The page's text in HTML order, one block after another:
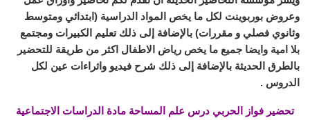
وعروض بوربوينت لكل ما يخص المواد الدراسية (ابتدائي ومتوسط
وثانوي فصلي و مقررات) بالإضافة إلى ذلك تعليم الكبيرات ومجتمع
بلا امية وايضا جميع ما يخص رياض الاطفال اكثر من طريقة للتحضير
بالطرق الحديثة بالإضافة إلى ذلك شرح فيديو واثراءات عين لكل
الدروس .
تحضير فواز الحربي درس علم المساحة مادة الدراسات الاجتماعية